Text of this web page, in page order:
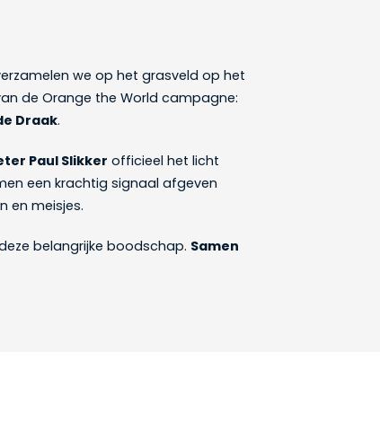
we op het grasveld op het
de Orange the World campagne:
Draak.
Paul Slikker officieel het licht
een krachtig signaal afgeven
en meisjes.
belangrijke boodschap. Samen